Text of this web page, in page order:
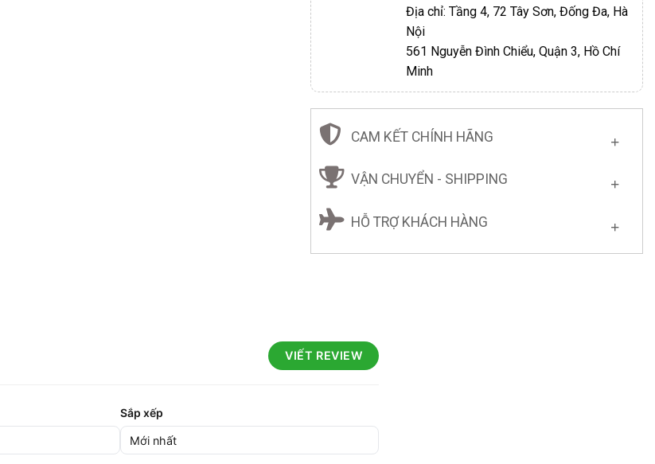
Địa chỉ: Tầng 4, 72 Tây Sơn, Đống Đa, Hà
Nội
561 Nguyễn Đình Chiểu, Quận 3, Hồ Chí
Minh
CAM KẾT CHÍNH HÃNG
VẬN CHUYỂN - SHIPPING
HỖ TRỢ KHÁCH HÀNG
VIẾT REVIEW
Sắp xếp